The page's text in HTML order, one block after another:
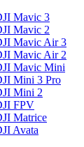
Mavic 3
Mavic 2
Mavic Air 3
Mavic Air 2
Mavic Mini
Mini 3 Pro
Mini 2
FPV
Matrice
Avata